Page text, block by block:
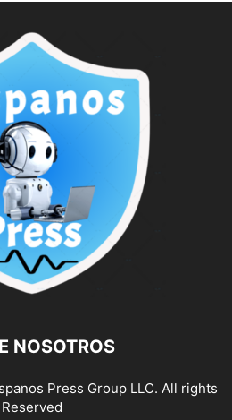
NOSOTROS
Press Group LLC. All rights
Reserved